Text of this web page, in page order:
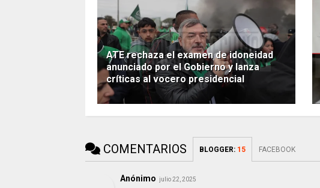
ATE rechaza el examen de idoneidad
anunciado por el Gobierno y lanza
críticas al vocero presidencial
COMENTARIOS BLOGGER: 15 FACEBOOK
Anónimo julio 22, 2025